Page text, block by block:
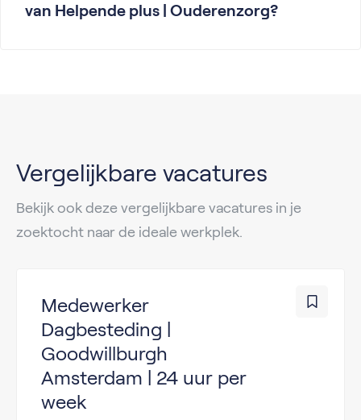
van Helpende plus | Ouderenzorg?
Vergelijkbare vacatures
Bekijk ook deze vergelijkbare vacatures in je
zoektocht naar de ideale werkplek.
Medewerker
Dagbesteding |
Goodwillburgh
Amsterdam | 24 uur per
week